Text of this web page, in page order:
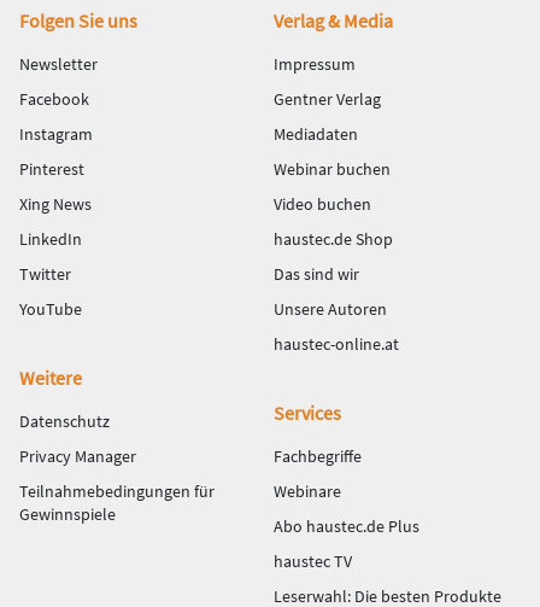
Fußbereich
Folgen Sie uns
Newsletter
Facebook
Instagram
Pinterest
Xing News
LinkedIn
Twitter
YouTube
Verlag & Media
Impressum
Gentner Verlag
Mediadaten
Webinar buchen
Video buchen
haustec.de Shop
Das sind wir
Unsere Autoren
haustec-online.at
Weitere
Datenschutz
Privacy Manager
Teilnahmebedingungen für
Gewinnspiele
Services
Fachbegriffe
Webinare
Abo haustec.de Plus
haustec TV
Leserwahl: Die besten Produkte